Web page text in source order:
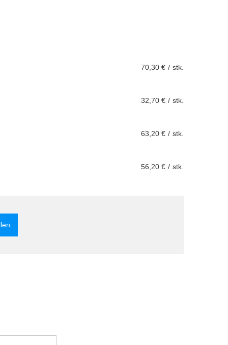
70,30 € / stk.
32,70 € / stk.
63,20 € / stk.
56,20 € / stk.